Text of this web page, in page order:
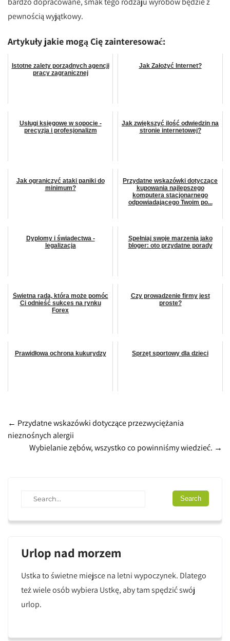
pewnością wyjątkowy.
Artykuły jakie mogą Cię zainteresować:
Istotne zalety porządnych agencji
pracy zagranicznej
Jak Założyć Internet?
Usługi księgowe w sopocie -
precyzja i profesjonalizm
Jak zwiększyć ilość odwiedzin na
stronie internetowej?
Jak ograniczyć ataki paniki do
minimum?
Przydatne wskazówki dotyczące
kupowania najlepszego
komputera stacjonarnego
odpowiadającego Twoim po...
Dyplomy i świadectwa -
legalizacja
Spełniaj swoje marzenia jako
bloger: oto przydatne porady
Świetna rada, która może pomóc
Ci odnieść sukces na rynku
Forex
Czy prowadzenie firmy jest
proste?
Prawidłowa ochrona kukurydzy Sprzęt sportowy dla dzieci
Post
navigation
← Przydatne wskazówki dotyczące przezwyciężania
nieznośnych alergii
Wybielanie zębów, wszystko co powinniśmy wiedzieć. →
Urlop nad morzem
Ustka to świetne miejsce na letni wypoczynek. Dlatego
też wiele osób wybiera Ustkę, aby tam spędzić swój
urlop.